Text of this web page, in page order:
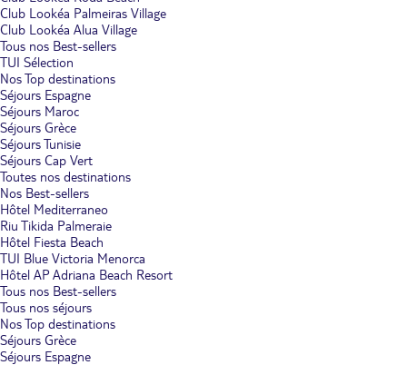
Club Lookéa Palmeiras Village
Club Lookéa Alua Village
Tous nos Best-sellers
TUI Sélection
Nos Top destinations
Séjours Espagne
Séjours Maroc
Séjours Grèce
Séjours Tunisie
Séjours Cap Vert
Toutes nos destinations
Nos Best-sellers
Hôtel Mediterraneo
Riu Tikida Palmeraie
Hôtel Fiesta Beach
TUI Blue Victoria Menorca
Hôtel AP Adriana Beach Resort
Tous nos Best-sellers
Tous nos séjours
Nos Top destinations
Séjours Grèce
Séjours Espagne